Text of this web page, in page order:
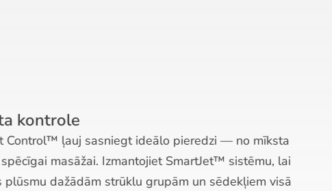
ideālo pieredzi — no mīksta
SmartJet™ sistēmu, lai
grupām un sēdekļiem visā